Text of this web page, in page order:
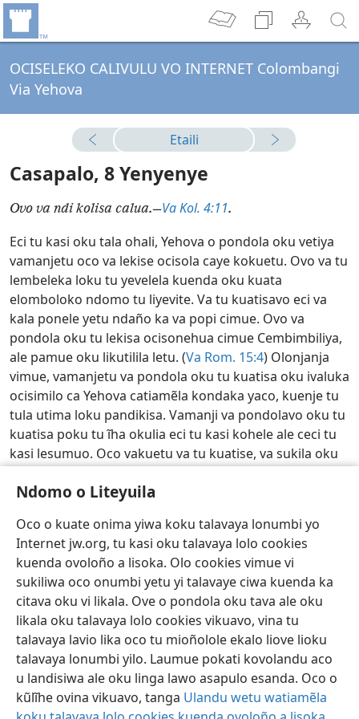
Ndomo o Liteyuila
Oco o kuate onima yiwa koku talavaya lonumbi yo
Internet jw.org, tu kasi oku talavaya lolo cookies
kuenda ovoloño a lisoka. Olo cookies vimue vi
sukiliwa oco onumbi yetu yi talavaye ciwa kuenda ka
citava oku vi likala. Ove o pondola oku tava ale oku
likala oku talavaya lolo cookies vikuavo, vina tu
talavaya lavio lika oco tu mioñolole ekalo liove lioku
talavaya lonumbi yilo. Laumue pokati kovolandu aco
u landisiwa ale oku linga lawo asapulo esanda. Oco o
kũlĩhe ovina vikuavo, tanga Ulandu wetu watiamẽla
OCISELEKO CALIVULU VO INTERNET Colombangi
Via Yehova
Etaili
Casapalo, 8 Yenyenye
Ovo va ndi kolisa calua.—Va Kol. 4:11.
Eci tu kasi oku tala ohali, Yehova o pondola oku vetiya
vamanjetu oco va lekise ocisola caye kokuetu. Ovo va tu
lembeleka loku tu yevelela kuenda oku kuata
elomboloko ndomo tu liyevite. Va tu kuatisavo eci va
kala ponele yetu ndaño ka va popi cimue. Ovo va
pondola oku tu lekisa ocisonehua cimue Cembimbiliya,
ale pamue oku likutilila letu. (Va Rom. 15:4) Olonjanja
vimue, vamanjetu va pondola oku tu kuatisa oku ivaluka
ocisimilo ca Yehova catiamẽla kondaka yaco, kuenje tu
tula utima loku pandikisa. Vamanji va pondolavo oku tu
kuatisa poku tu ĩha okulia eci tu kasi kohele ale ceci tu
kasi lesumuo. Oco vakuetu va tu kuatise, va sukila oku
kũlĩhĩle ndomo tu liyevite, ale ovina tu sukila. (
kespiritu. U sapuila eci eye a pondola oku linga, oco a
ku kuatise. Pamue ove o nõlapo oku sapela lakulu
vekongelo vana wa lianja lavo poku sapela. Catiamẽla
ku vamanji akãi pamue o nõlapo oku sapela lamanji
ukuavo wa pama kespiritu.w24.1010 ¶15-16
Konomuisa Ovisonehua Eteke Leteke—2026
Umbundu Tumisa o link Ceci o yongola
Copyright © 2026 Watch Tower Bible and Tract Society of Pennsylvania
Alungulo Onumbi Onumbi Yoku Liteyuila
Ndomo o Liteyuila